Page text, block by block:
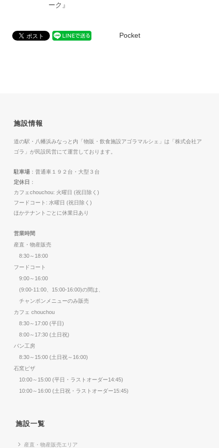
ーク』
Pocket
施設情報
道の駅・八幡浜みなっと内「物販・飲食施設アゴラマルシェ」は「株式会社ア
ゴラ」が民設民営にて運営しております。
駐車場 ：普通車１９２台・大型３台
定休日 ：
カフェchouchou: 火曜日 (祝日除く)
フードコート: 水曜日 (祝日除く)
ほかテナントごとに休業日あり
営業時間
産直・物産販売
8:30～18:00
フードコート
9:00～16:00
(9:00-11:00、15:00-16:00)の間は、
チャンポンメニューのみ販売
カフェ chouchou
8:30～17:00 (平日)
8:00～17:30 (土日祝)
パン工房
8:30～15:00 (土日祝～16:00)
石窯ピザ
10:00～15:00 (平日・ラストオーダー14:45)
10:00～16:00 (土日祝・ラストオーダー15:45)
施設一覧
産直・物産販売エリア